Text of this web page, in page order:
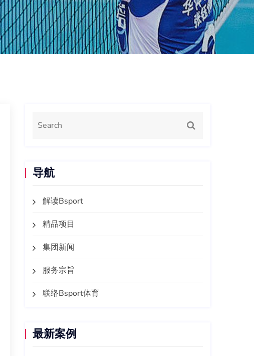
导航
解读Bsport
精品项目
集团新闻
服务宗旨
联络Bsport体育
最新案例